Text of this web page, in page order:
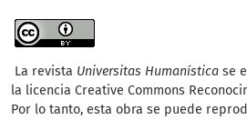
La revista Universitas Humanística se
la licencia Creative Commons
Por lo tanto, esta obra se puede